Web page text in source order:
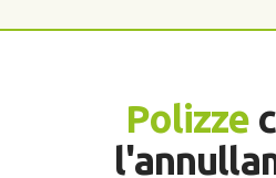
Polizze